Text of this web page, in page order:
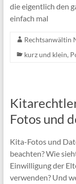
die eigentlich den
einfach mal
Rechtsanwältin
kurz und klein,
Fotos und
Kita-Fotos und
beachten? Wie
Einwilligung der
verwenden? Und